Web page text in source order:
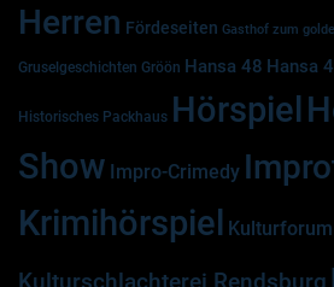
Herren Fördeseiten Gasthof zum
Gruselgeschichten Gröön Hansa 48 Hansa
Historisches Packhaus Hörspiel
Show Impro-Crimedy
Krimihörspiel Kulturforum